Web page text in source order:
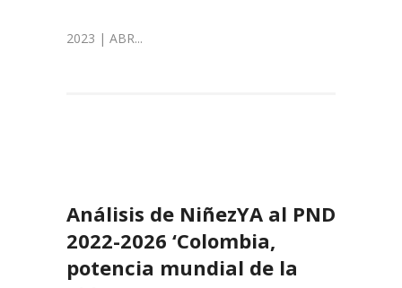
2023 | ABR...
Análisis de NiñezYA al PND
2022-2026 ‘Colombia,
potencia mundial de la